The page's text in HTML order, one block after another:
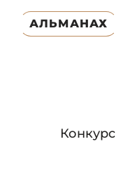
АЛЬМАНАХ
Конкурс